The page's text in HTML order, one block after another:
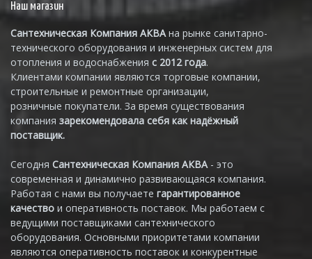
Наш магазин
Сантехническая Компания АКВАна рынке санитарно-
технического оборудования и инженерных систем для
отопления и водоснабжения с 2012 года.
Клиентами компании являются торговые компании,
строительные и ремонтные организации,
розничные покупатели. За время существования
компания зарекомендовала себя как надёжный
поставщик.
Сегодня Сантехническая Компания АКВА - это
современная и динамично развивающаяся компания.
Работая с нами вы получаете гарантированное
качество и оперативность поставок. Мы работаем с
ведущими поставщиками сантехнического
оборудования. Основными приоритетами компании
являются оперативность поставок и конкурентные